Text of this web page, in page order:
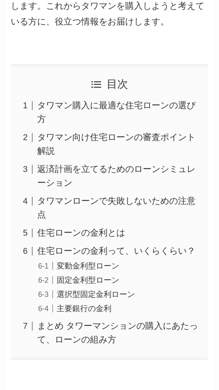
します。これからタワマンを購入しようと考えて
いる方に、役立つ情報をお届けします。
目次
タワマン購入に最適な住宅ローンの選び
方
タワマン向け住宅ローンの審査ポイント
解説
返済計画を立てるためのローンシミュレ
ーション
タワマンローンで失敗しないための注意
点
住宅ローンの金利とは
住宅ローンの金利って、いくらくらい？
変動金利型ローン
固定金利型ローン
選択型固定金利ローン
主要銀行の金利
まとめ タワーマンションの購入にあたっ
て、ローンの組み方